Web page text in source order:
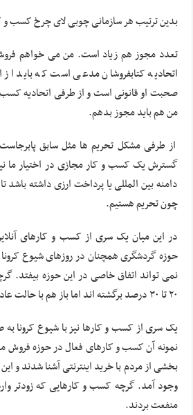
بدین ترتیب هر سازمانی چوبی لای چرخ کسب و
تعدد مجوز هم زیاد است. من می خواهم
اتحادیه کتابفروشان مدعی است که باید از
صحبت او قانونی است و از طرفی اتحادیه
من هم باید مجوز بدهم.
از طرفی مشکل تحریم ها مثل سابق پابرجاست
گسترش یک کسب و کار مجازی در اختیار ما
دامنه بین المللی یا پرداخت ارزی داشته باشد
چون تحریم هستیم.
در این میان یک سری از کسب و کارهای
حوزه گردشگری همچنان در روزهای شیوع کرونا
نمی تواند اتفاق خاصی در این حوزه بیفتد.
۲۰ تا ۳۰ درصد برگشته اند اما باز هم با حالت عادی فاصله داریم.
یک سری از کسب و کارها نیز با شیوع کرونا به
نمونه آن کسب و کارهای فعال در حوزه فروش
بخشی از مردم با خرید اینترنتی آشنا شدند و
وجود آمد. گرچه کسب و کارهایی که زودتر
منفعت بردند.